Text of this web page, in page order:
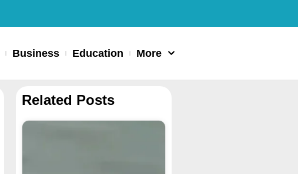
Business Education More
Related Posts